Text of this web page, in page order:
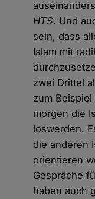
HTS. Und
sein, dass
Islam mit
zwei Drittel
zum
morgen die
loswerden.
die anderen
orientieren
Gespräche
haben auch